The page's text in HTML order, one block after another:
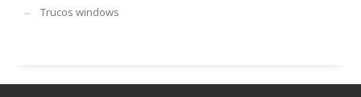
Trucos windows